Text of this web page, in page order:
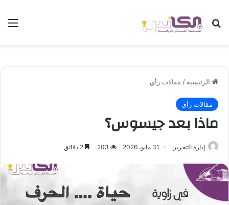
بحث عن
الرئيسية / مقالات رأي
مقالات رأي
ماذا بعد جيسوس؟
إدارة التحرير 31 مايو، 2026 203